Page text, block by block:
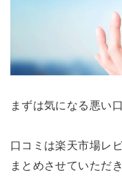
まずは気になる悪い
口コミは楽天市場レ
まとめさせていただ